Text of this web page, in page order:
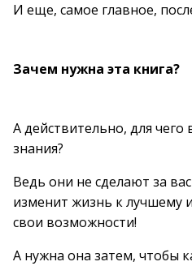
И еще, самое главное,
Зачем нужна эта книга?
А действительно, для чего
знания?
Ведь они не сделают за
изменит жизнь к лучшему
свои возможности!
А нужна она затем, чтобы